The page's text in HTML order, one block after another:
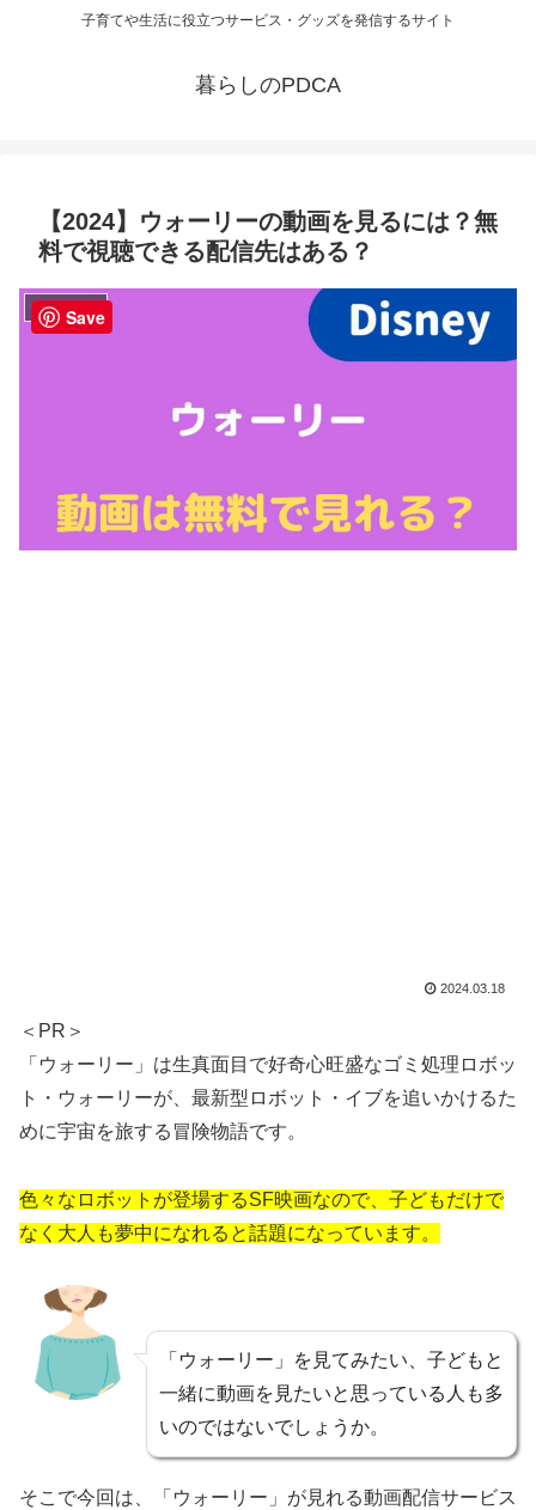
子育てや生活に役立つサービス・グッズを発信するサイト
暮らしのPDCA
【2024】ウォーリーの動画を見るには？無
料で視聴できる配信先はある？
テレビ・動画
2024.03.18
＜PR＞
「ウォーリー」は生真面目で好奇心旺盛なゴミ処理ロボッ
ト・ウォーリーが、最新型ロボット・イブを追いかけるた
めに宇宙を旅する冒険物語です。
色々なロボットが登場するSF映画なので、子どもだけで
なく大人も夢中になれると話題になっています。
「ウォーリー」を見てみたい、子どもと
一緒に動画を見たいと思っている人も多
いのではないでしょうか。
そこで今回は、「ウォーリー」が見れる動画配信サービス
Save